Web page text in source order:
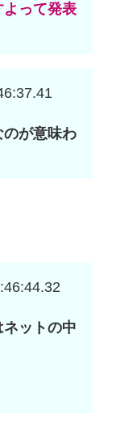
って発表
のが意味わ
ットの中